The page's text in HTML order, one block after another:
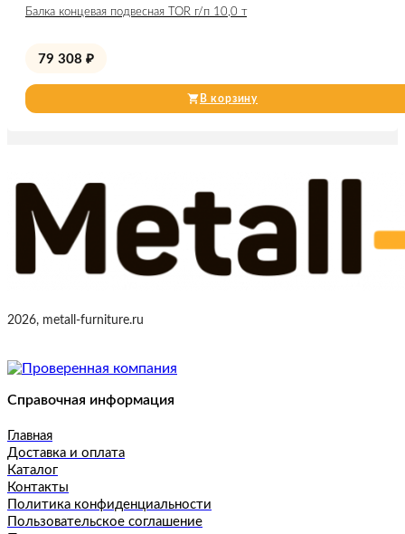
Балка концевая подвесная TOR г/п 10,0 т
79 308 ₽
В корзину
2026, metall-furniture.ru
Справочная информация
Главная
Доставка и оплата
Каталог
Контакты
Политика конфиденциальности
Пользовательское соглашение